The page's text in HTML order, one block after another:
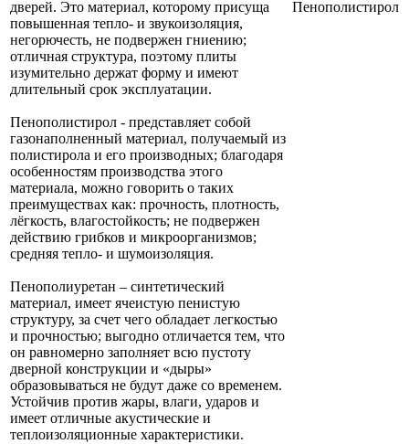
дверей. Это материал, которому присуща
повышенная тепло- и звукоизоляция,
негорючесть, не подвержен гниению;
отличная структура, поэтому плиты
изумительно держат форму и имеют
длительный срок эксплуатации.
Пенополистирол - представляет собой
газонаполненный материал, получаемый из
полистирола и его производных; благодаря
особенностям производства этого
материала, можно говорить о таких
преимуществах как: прочность, плотность,
лёгкость, влагостойкость; не подвержен
действию грибков и микроорганизмов;
средняя тепло- и шумоизоляция.
Пенополиуретан – синтетический
материал, имеет ячеистую пенистую
структуру, за счет чего обладает легкостью
и прочностью; выгодно отличается тем, что
он равномерно заполняет всю пустоту
дверной конструкции и «дыры»
образовываться не будут даже со временем.
Устойчив против жары, влаги, ударов и
имеет отличные акустические и
теплоизоляционные характеристики.
Пенополистирол